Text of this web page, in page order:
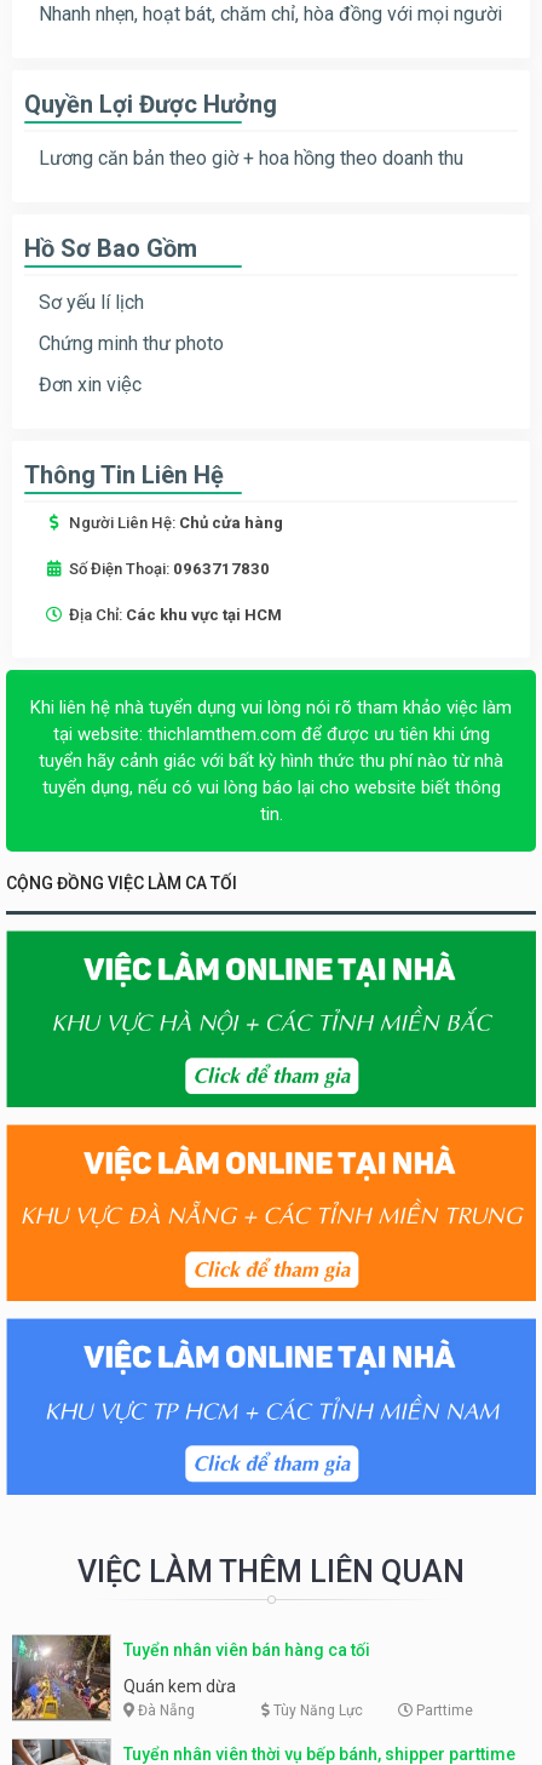
Nhanh nhẹn, hoạt bát, chăm chỉ, hòa đồng với mọi người
Quyền Lợi Được Hưởng
Lương căn bản theo giờ + hoa hồng theo doanh thu
Hồ Sơ Bao Gồm
Sơ yếu lí lịch
Chứng minh thư photo
Đơn xin việc
Thông Tin Liên Hệ
Người Liên Hệ: Chủ cửa hàng
Số Điện Thoại: 0963717830
Địa Chỉ: Các khu vực tại HCM
Khi liên hệ nhà tuyển dụng vui lòng nói rõ tham khảo việc làm
tại website: thichlamthem.com để được ưu tiên khi ứng
tuyển hãy cảnh giác với bất kỳ hình thức thu phí nào từ nhà
tuyển dụng, nếu có vui lòng báo lại cho website biết thông
tin.
CỘNG ĐỒNG VIỆC LÀM CA TỐI
VIỆC LÀM THÊM LIÊN QUAN
Tuyển nhân viên bán hàng ca tối
Quán kem dừa
Đà Nẵng Tùy Năng Lực Parttime
Tuyển nhân viên thời vụ bếp bánh, shipper parttime